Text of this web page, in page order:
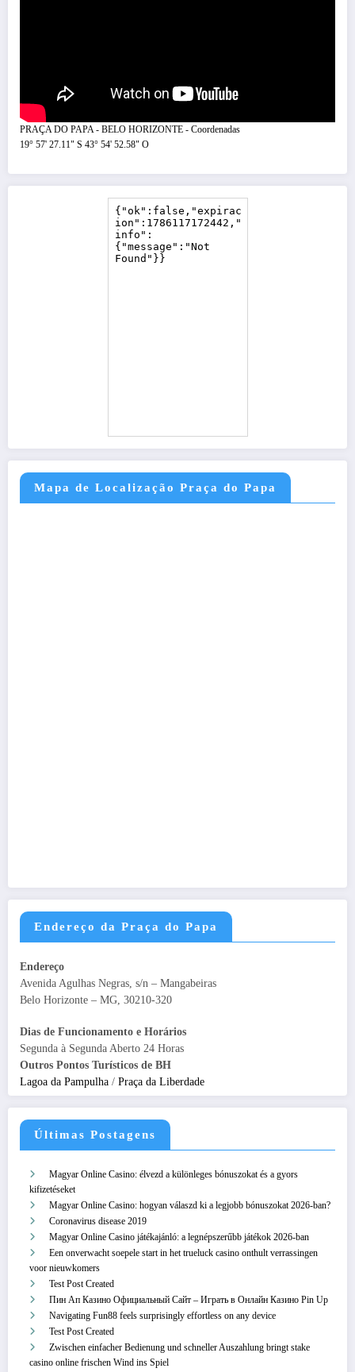
PRAÇA DO PAPA - BELO HORIZONTE - Coordenadas
19° 57' 27.11" S 43° 54' 52.58" O
Mapa de Localização Praça do Papa
Endereço da Praça do Papa
Endereço
Avenida Agulhas Negras, s/n – Mangabeiras
Belo Horizonte – MG, 30210-320
Dias de Funcionamento e Horários
Segunda à Segunda Aberto 24 Horas
Outros Pontos Turísticos de BH
Lagoa da Pampulha / Praça da Liberdade
Últimas Postagens
Magyar Online Casino: élvezd a különleges bónuszokat és a gyors
kifizetéseket
Magyar Online Casino: hogyan válaszd ki a legjobb bónuszokat 2026-ban?
Coronavirus disease 2019
Magyar Online Casino játékajánló: a legnépszerűbb játékok 2026-ban
Een onverwacht soepele start in het trueluck casino onthult verrassingen
voor nieuwkomers
Test Post Created
Пин Ап Казино Официальный Сайт – Играть в Онлайн Казино Pin Up
Navigating Fun88 feels surprisingly effortless on any device
Test Post Created
Zwischen einfacher Bedienung und schneller Auszahlung bringt stake
casino online frischen Wind ins Spiel